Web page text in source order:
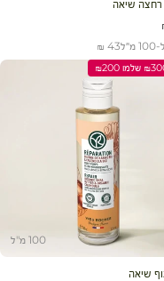
שיאה
43 ₪
100 מ"ל
לעגלה
שיאה